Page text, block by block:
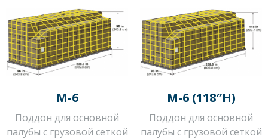
M-6
Поддон для основной
палубы с грузовой сеткой
M-6 (118″H)
Поддон для основной
палубы с грузовой сеткой